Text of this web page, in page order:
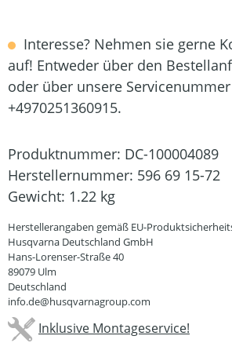
Interesse? Nehmen sie gerne
auf! Entweder über den
oder über unsere Servicenummer
+4970251360915.
Produktnummer: DC-100004089
Herstellernummer: 596 69 15-72
Gewicht: 1.22 kg
Herstellerangaben gemäß EU-
Husqvarna Deutschland GmbH
Hans-Lorenser-Straße 40
89079 Ulm
Deutschland
info.de@husqvarnagroup.com
Inklusive Montageservice!